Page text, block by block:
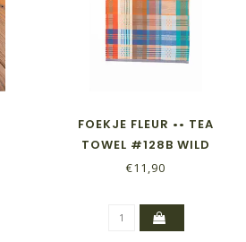
FOEKJE FLEUR •• TEA
TOWEL #128B WILD
WEAVE
€11,90